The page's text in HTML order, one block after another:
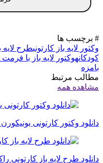
# برچسب ها
وکتور لایه باز کارتونیطرح لایه
کودکانهوکتور لایه باز با فرمت eps
بامزه
مطالب مرتبط
مشاهده همه
دانلود وکتور کارتونی یونیکورن
دانلود طرح لایه باز کارتونی